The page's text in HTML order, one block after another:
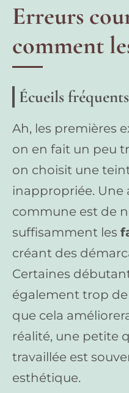
Erreurs
comment
Écueils
Ah, les premières
on en fait un peu
on choisit une
inappropriée. Une
commune est de
suffisamment les
créant des
Certaines
également trop
que cela
réalité, une petite
travaillée est
esthétique.